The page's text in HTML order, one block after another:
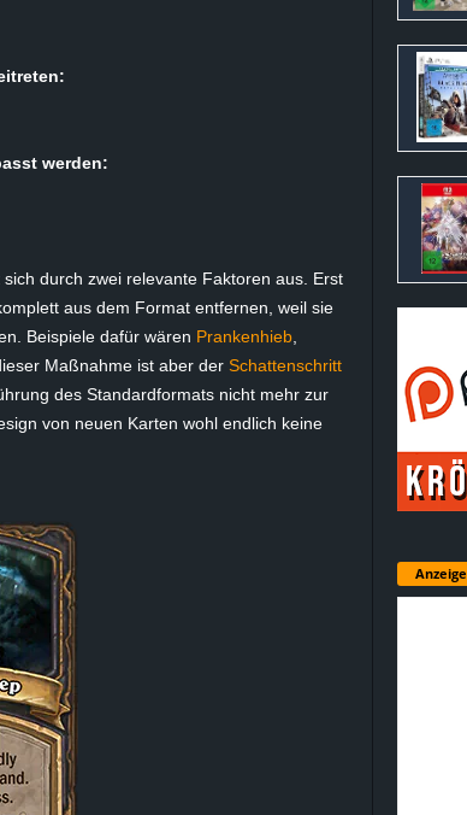
werden:
durch zwei relevante Faktoren aus. Erst
aus dem Format entfernen, weil sie
Beispiele dafür wären Prankenhieb,
Maßnahme ist aber der Schattenschritt
des Standardformats nicht mehr zur
von neuen Karten wohl endlich keine
Anzeige